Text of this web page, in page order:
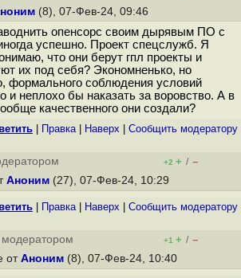
(8), 07-Фев-24, 09:46
опенсорс своим дырявым ПО с
успешно. Проект спецслужб. Я
что они берут гпл проекты и
их под себя? Экономненько, но
формального соблюдения условий
и неплохо бы наказать за воровство. А в
качественного они создали?
Правка| Наверх Cообщить модератору
+2 + / –
Аноним (27), 07-Фев-24, 10:29
Правка| Наверх Cообщить модератору
+1 + / –
от Аноним (8), 07-Фев-24, 10:40